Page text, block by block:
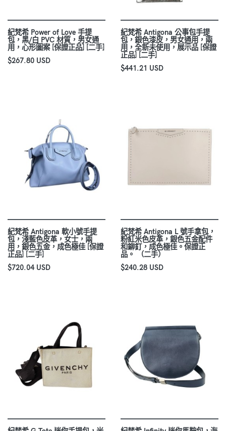
紀梵希 Power of Love 手提
包，黑/白 PVC 材質，男女通
用，心形圖案 [保證正品] [二手]
$267.80 USD
紀梵希 Antigona 公事包手提
包，銀色漆皮，男女通用，兩
用，全新未使用，展示品 [保證
正品] [二手]
$441.21 USD
紀梵希 Antigona 軟小號手提
包，淺藍色皮革，女士，兩
用，銀色五金，成色極佳 [保證
正品] [二手]
$720.04 USD
紀梵希 Antigona L 號手拿包，
粉紅米色皮革，銀色五金配件
和鉚釘，成色極佳。保證正
品。 （二手）
$240.28 USD